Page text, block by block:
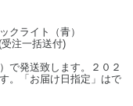
クライト（青）
注一括送付)
で発送致します。２０２
。「お届け日指定」はで